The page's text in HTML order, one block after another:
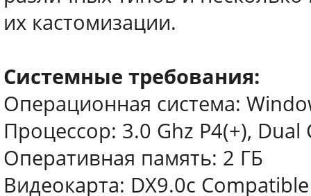
их кастомизации.
Системные требования:
Операционная система:
Процессор: 3.0 Ghz P4(+),
Оперативная память: 2 ГБ
Видеокарта: DX9.0c